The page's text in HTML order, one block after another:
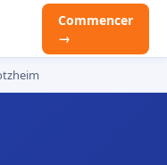
Commencer
→